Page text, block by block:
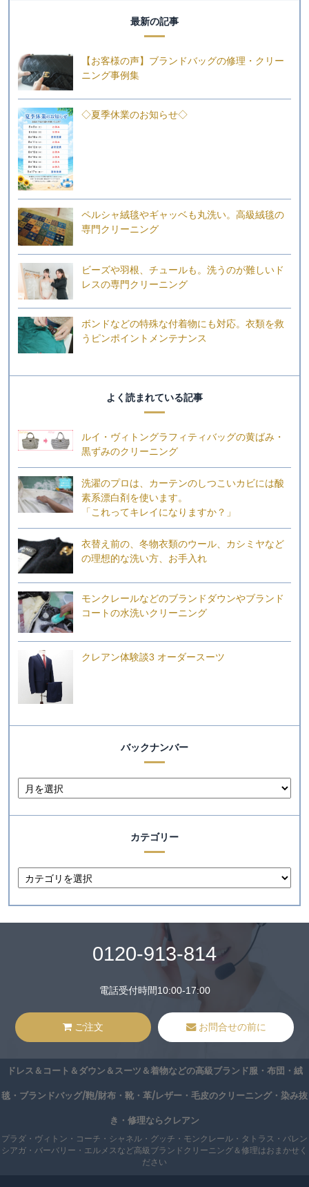
最新の記事
【お客様の声】ブランドバッグの修理・クリー
ニング事例集
◇夏季休業のお知らせ◇
ペルシャ絨毯やギャッベも丸洗い。高級絨毯の
専門クリーニング
ビーズや羽根、チュールも。洗うのが難しいド
レスの専門クリーニング
ボンドなどの特殊な付着物にも対応。衣類を救
うピンポイントメンテナンス
よく読まれている記事
ルイ・ヴィトングラフィティバッグの黄ばみ・
黒ずみのクリーニング
洗濯のプロは、カーテンのしつこいカビには酸
素系漂白剤を使います。
「これってキレイになりますか？」
衣替え前の、冬物衣類のウール、カシミヤなど
の理想的な洗い方、お手入れ
モンクレールなどのブランドダウンやブランド
コートの水洗いクリーニング
クレアン体験談3 オーダースーツ
バックナンバー
カテゴリー
0120-913-814
電話受付時間10:00-17:00
ご注文 お問合せの前に
ドレス＆コート＆ダウン＆スーツ＆着物などの高級ブランド服・布団・絨
毯・ブランドバッグ/鞄/財布・靴・革/レザー・毛皮のクリーニング・染み抜
き・修理ならクレアン
プラダ・ヴィトン・コーチ・シャネル・グッチ・モンクレール・タトラス・バレン
シアガ・バーバリー・エルメスなど高級ブランドクリーニング＆修理はおまかせく
ださい